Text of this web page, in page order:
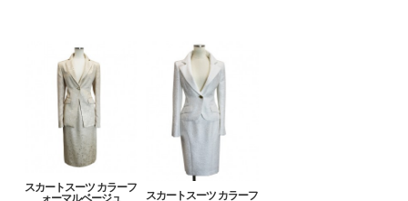
スカートスーツ カラーフ
ォーマルベージュ
スカートスーツ カラーフ